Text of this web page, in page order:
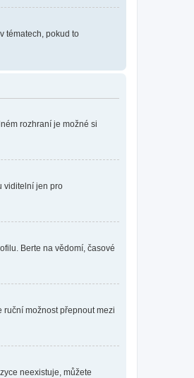
tématech, pokud to
rozhraní je možné si
viditelní jen pro
Berte na vědomí, časové
možnost přepnout mezi
neexistuje, můžete